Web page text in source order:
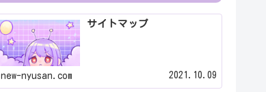
サイトマップ
new-nyusan.com 2021.10.09